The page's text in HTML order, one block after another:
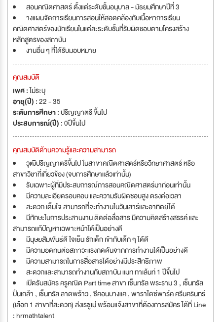
สอนคณิตศาสตร์ ตั้งแต่ระดับชั้นอนุบาล - มัธยมศึกษาปีที่ 3
างแผนจัดการเรียนการสอนให้สอดคล้องกับเนื้อหาการเรียน
คณิตศาสตร์ของนักเรียนในแต่ละระดับชั้นที่รับผิดชอบตามโครงสร้าง
หลักสูตรของสถาบัน
งานอื่น ๆ ที่ได้รับมอบหมาย
คุณสมบัติ
เพศ :ไม่ระบุ
อายุ(ปี) :22 - 35
ระดับการศึกษา :ปริญญาตรี ขึ้นไป
ประสบการณ์(ปี) :0ปีขึ้นไป
คุณสมบัติด้านความรู้และความสามารถ
วุฒิปริญญาตรีขึ้นไป ในสาขาคณิตศาสตร์หรือวิทยาศาสตร์ หรือ
สาขาวิชาที่เกี่ยวข้อง (จบการศึกษาแล้วเท่านั้น)
รับเฉพาะผู้ที่มีประสบการณ์การสอนคณิตศาสตร์มาก่อนเท่านั้น
มีความละเอียดรอบคอบ และความรับผิดชอบสูง ตรงต่อเวลา
สะดวก เต็มใจ สามารถที่จะทำงานในวันเสาร์และอาทิตย์ได้
มีทักษะในการประสานงาน ติดต่อสื่อสาร มีความคิดสร้างสรรค์ และ
สามารถแก้ปัญหาเฉพาะหน้าได้เป็นอย่างดี
มีนุษยสัมพันธ์ดี ใจเย็น รักเด็ก เข้ากับเด็ก ๆ ได้ดี
มีความอดทนต่อสภาวะแรงกดดันจากการทำงานได้เป็นอย่างดี
มีความสามารถในการสื่อสารได้อย่างมีประสิทธิภาพ
สะดวกและสามารถทำงานกับสถาบัน แมท ทาเล้นท์ 1 ปีขึ้นไป
เปิดรับสมัคร ครูคณิต Part time สาขา เซ็นทรัล พระราม 3 , เซ็นทรัล
ปิ่นเกล้า , เซ็นทรัล ลาดพร้าว , ซีคอนบางแค , พาราไดซ์พาร์ค ศรีนครินทร์
(เลือก 1 สาขาที่สะดวก) ส่งเรซูเม่ พร้อมแจ้งสาขาที่ต้องการสมัคร ได้ที่ Line
: hrmathtalent